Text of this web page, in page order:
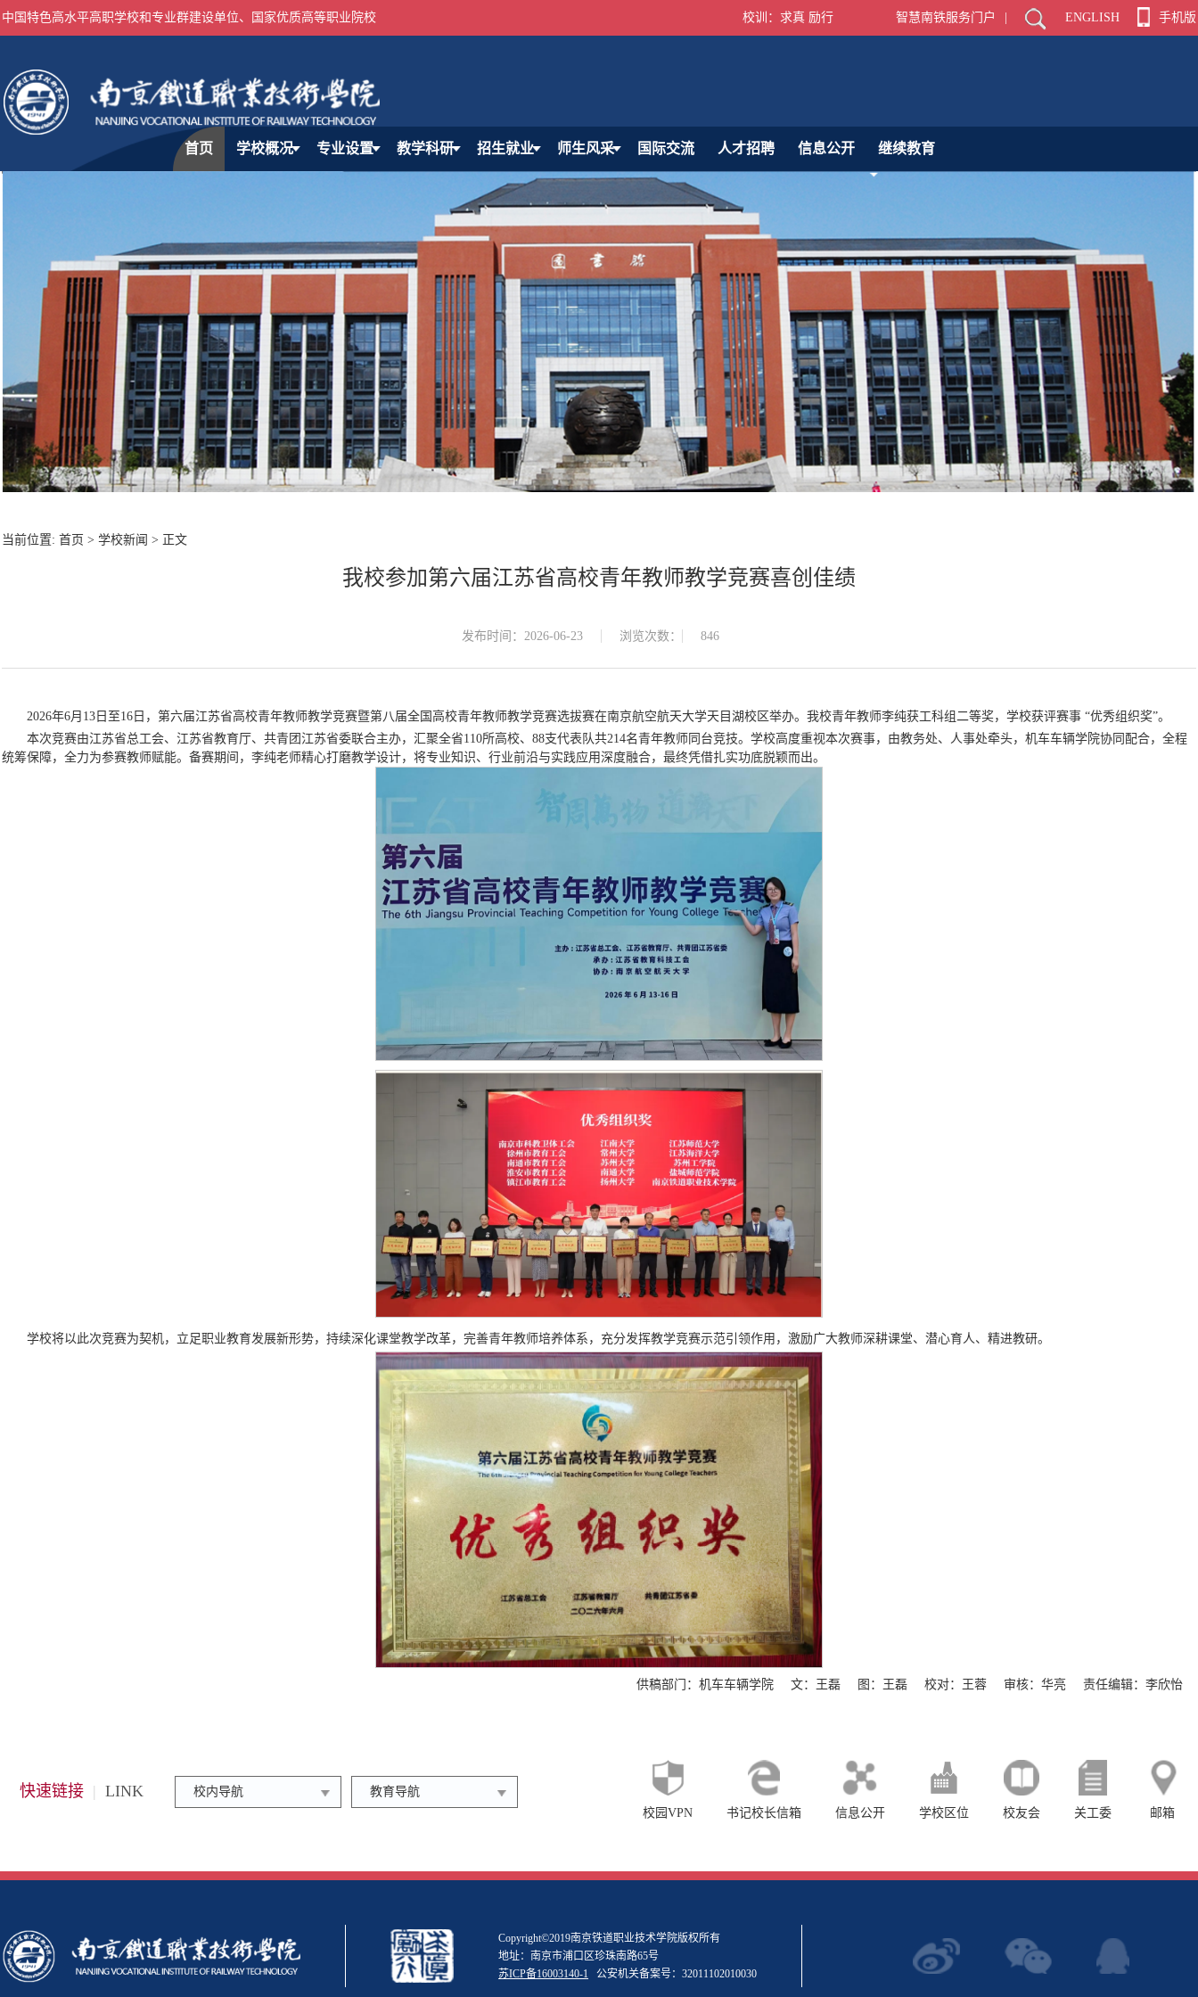
中国特色高水平高职学校和专业群建设单位、国家优质高等职业院校 校训：求真 励行 智慧南铁服务门户 ENGLISH 手机版
首页 学校概况 专业设置 教学科研 招生就业 师生风采 国际交流 人才招聘 信息公开 继续教育
当前位置: 首页 > 学校新闻 > 正文
我校参加第六届江苏省高校青年教师教学竞赛喜创佳绩
发布时间：2026-06-23 浏览次数： 846
2026年6月13日至16日，第六届江苏省高校青年教师教学竞赛暨第八届全国高校青年教师教学竞赛选拔赛在南京航空航天大学天目湖校区举办。我校青年教师李纯获工科组二等奖，学校获评赛事 “优秀组织奖”。
本次竞赛由江苏省总工会、江苏省教育厅、共青团江苏省委联合主办，汇聚全省110所高校、88支代表队共214名青年教师同台竞技。学校高度重视本次赛事，由教务处、人事处牵头，机车车辆学院协同配合，全程
统筹保障，全力为参赛教师赋能。备赛期间，李纯老师精心打磨教学设计，将专业知识、行业前沿与实践应用深度融合，最终凭借扎实功底脱颖而出。
学校将以此次竞赛为契机，立足职业教育发展新形势，持续深化课堂教学改革，完善青年教师培养体系，充分发挥教学竞赛示范引领作用，激励广大教师深耕课堂、潜心育人、精进教研。
供稿部门：机车车辆学院 文：王磊 图：王磊 校对：王蓉 审核：华亮 责任编辑：李欣怡
快速链接 | LINK 校内导航
教育导航
校园VPN
书记校长信箱 信息公开 学校区位 校友会 关工委 邮箱
Copyright©2019南京铁道职业技术学院版权所有
地址：南京市浦口区珍珠南路65号
苏ICP备16003140-1
公安机关备案号：32011102010030